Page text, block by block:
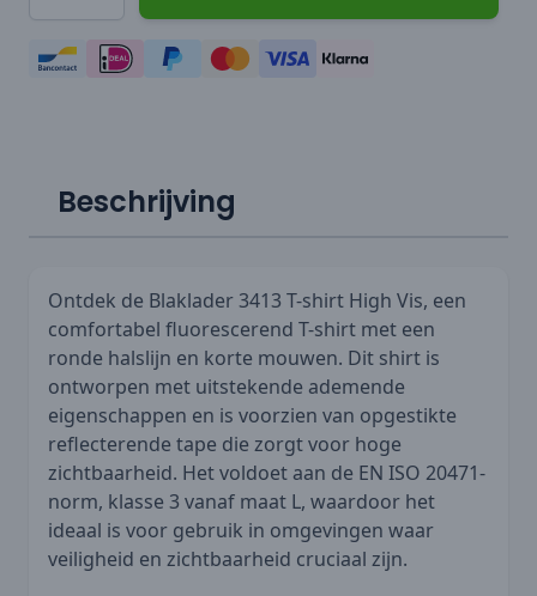
Beschrijving
Ontdek de Blaklader 3413 T-shirt High Vis, een
comfortabel fluorescerend T-shirt met een
ronde halslijn en korte mouwen. Dit shirt is
ontworpen met uitstekende ademende
eigenschappen en is voorzien van opgestikte
reflecterende tape die zorgt voor hoge
zichtbaarheid. Het voldoet aan de EN ISO 20471-
norm, klasse 3 vanaf maat L, waardoor het
ideaal is voor gebruik in omgevingen waar
veiligheid en zichtbaarheid cruciaal zijn.